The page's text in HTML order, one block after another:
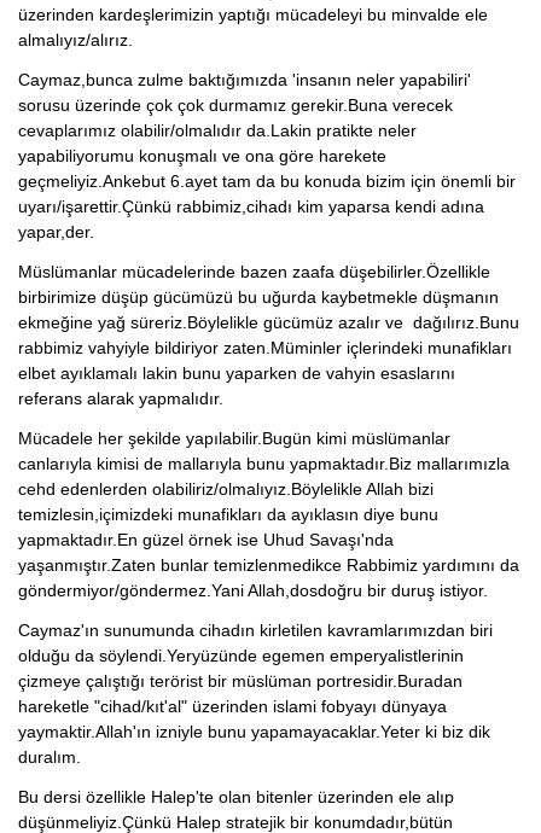
üzerinden kardeşlerimizin yaptığı mücadeleyi bu minvalde ele
almalıyız/alırız.
Caymaz,bunca zulme baktığımızda 'insanın neler yapabiliri'
sorusu üzerinde çok çok durmamız gerekir.Buna verecek
cevaplarımız olabilir/olmalıdır da.Lakin pratikte neler
yapabiliyorumu konuşmalı ve ona göre harekete
geçmeliyiz.Ankebut 6.ayet tam da bu konuda bizim için önemli bir
uyarı/işarettir.Çünkü rabbimiz,cihadı kim yaparsa kendi adına
yapar,der.
Müslümanlar mücadelerinde bazen zaafa düşebilirler.Özellikle
birbirimize düşüp gücümüzü bu uğurda kaybetmekle düşmanın
ekmeğine yağ süreriz.Böylelikle gücümüz azalır ve dağılırız.Bunu
rabbimiz vahyiyle bildiriyor zaten.Müminler içlerindeki munafikları
elbet ayıklamalı lakin bunu yaparken de vahyin esaslarını
referans alarak yapmalıdır.
Mücadele her şekilde yapılabilir.Bugün kimi müslümanlar
canlarıyla kimisi de mallarıyla bunu yapmaktadır.Biz mallarımızla
cehd edenlerden olabiliriz/olmalıyız.Böylelikle Allah bizi
temizlesin,içimizdeki munafikları da ayıklasın diye bunu
yapmaktadır.En güzel örnek ise Uhud Savaşı'nda
yaşanmıştır.Zaten bunlar temizlenmedikce Rabbimiz yardımını da
göndermiyor/göndermez.Yani Allah,dosdoğru bir duruş istiyor.
Caymaz'ın sunumunda cihadın kirletilen kavramlarımızdan biri
olduğu da söylendi.Yeryüzünde egemen emperyalistlerinin
çizmeye çalıştığı terörist bir müslüman portresidir.Buradan
hareketle "cihad/kıt'al" üzerinden islami fobyayı dünyaya
yaymaktir.Allah'ın izniyle bunu yapamayacaklar.Yeter ki biz dik
duralım.
Bu dersi özellikle Halep'te olan bitenler üzerinden ele alıp
düşünmeliyiz.Çünkü Halep stratejik bir konumdadır,bütün